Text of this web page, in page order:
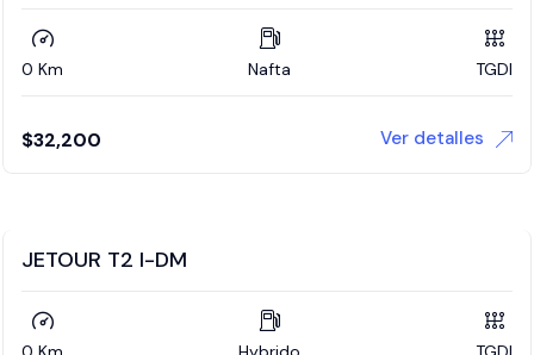
0 Km Nafta TGDI
$32,200 Ver detalles
JETOUR T2 I-DM